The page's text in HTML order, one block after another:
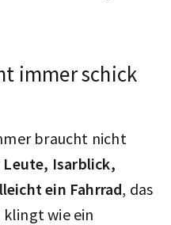
immer schick
braucht nicht
Leute, Isarblick,
ein Fahrrad, das
klingt wie ein